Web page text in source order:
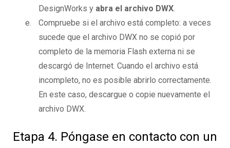
DesignWorks y abra el archivo DWX.
Compruebe si el archivo está completo: a veces
sucede que el archivo DWX no se copió por
completo de la memoria Flash externa ni se
descargó de Internet. Cuando el archivo está
incompleto, no es posible abrirlo correctamente.
En este caso, descargue o copie nuevamente el
archivo DWX.
Etapa 4. Póngase en contacto con un